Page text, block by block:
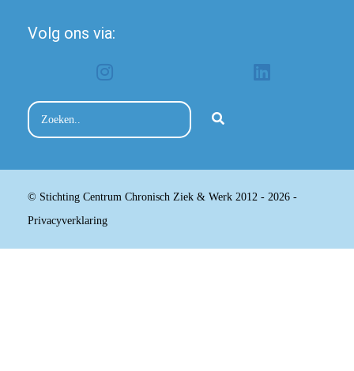
Volg ons via:
© Stichting Centrum Chronisch Ziek & Werk 2012 - 2026 -
Privacyverklaring